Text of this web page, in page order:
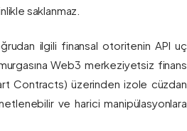
saklanmaz.
ilgili finansal otoritenin API uç
Web3 merkeziyetsiz finans
Contracts) üzerinden izole cüzdan
ve harici manipülasyonlara